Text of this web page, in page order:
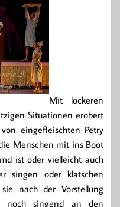
Mit lockeren
Situationen erobert
eingefleischten Petry
Menschen mit ins Boot
ist oder vielleicht auch
singen oder klatschen
nach der Vorstellung
noch singend an den